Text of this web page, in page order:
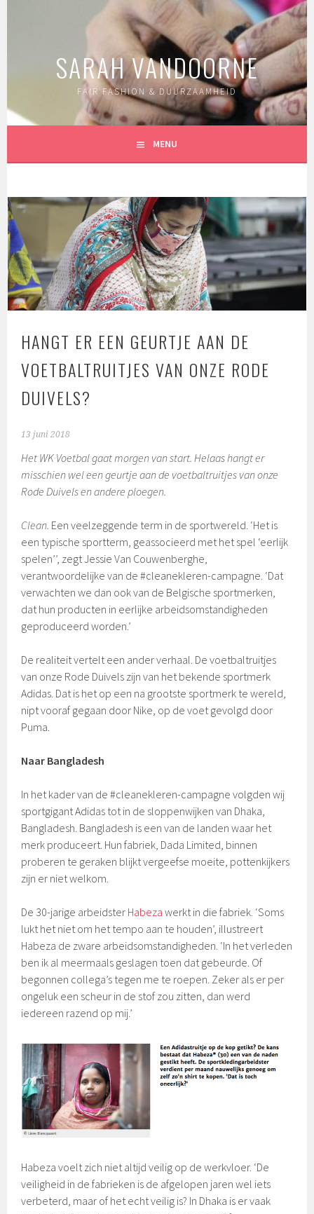
SARAH VANDOORNE
FAIR FASHION & DUURZAAMHEID
MENU
HANGT ER EEN GEURTJE AAN DE
VOETBALTRUITJES VAN ONZE RODE
DUIVELS?
13 juni 2018
Het WK Voetbal gaat morgen van start. Helaas hangt er
misschien wel een geurtje aan de voetbaltruitjes van onze
Rode Duivels en andere ploegen.
Clean. Een veelzeggende term in de sportwereld. ‘Het is
een typische sportterm, geassocieerd met het spel ‘eerlijk
spelen’’, zegt Jessie Van Couwenberghe,
verantwoordelijke van de #cleanekleren-campagne. ‘Dat
verwachten we dan ook van de Belgische sportmerken,
dat hun producten in eerlijke arbeidsomstandigheden
geproduceerd worden.’
De realiteit vertelt een ander verhaal. De voetbaltruitjes
van onze Rode Duivels zijn van het bekende sportmerk
Adidas. Dat is het op een na grootste sportmerk te wereld,
nipt vooraf gegaan door Nike, op de voet gevolgd door
Puma.
Naar Bangladesh
In het kader van de #cleanekleren-campagne volgden wij
sportgigant Adidas tot in de sloppenwijken van Dhaka,
Bangladesh. Bangladesh is een van de landen waar het
merk produceert. Hun fabriek, Dada Limited, binnen
proberen te geraken blijkt vergeefse moeite, pottenkijkers
zijn er niet welkom.
De 30-jarige arbeidster Habeza werkt in die fabriek. ‘Soms
lukt het niet om het tempo aan te houden’, illustreert
Habeza de zware arbeidsomstandigheden. ‘In het verleden
ben ik al meermaals geslagen toen dat gebeurde. Of
begonnen collega’s tegen me te roepen. Zeker als er per
ongeluk een scheur in de stof zou zitten, dan werd
iedereen razend op mij.’
Habeza voelt zich niet altijd veilig op de werkvloer. ‘De
veiligheid in de fabrieken is de afgelopen jaren wel iets
verbeterd, maar of het echt veilig is? In Dhaka is er vaak